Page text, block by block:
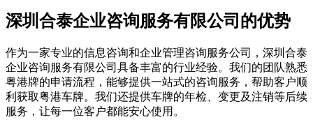
深圳合泰企业咨询服务有限公司的优势
作为一家专业的信息咨询和企业管理咨询服务公司，深圳合泰
企业咨询服务有限公司具备丰富的行业经验。我们的团队熟悉
粤港牌的申请流程，能够提供一站式的咨询服务，帮助客户顺
利获取粤港车牌。我们还提供车牌的年检、变更及注销等后续
服务，让每一位客户都能安心使用。